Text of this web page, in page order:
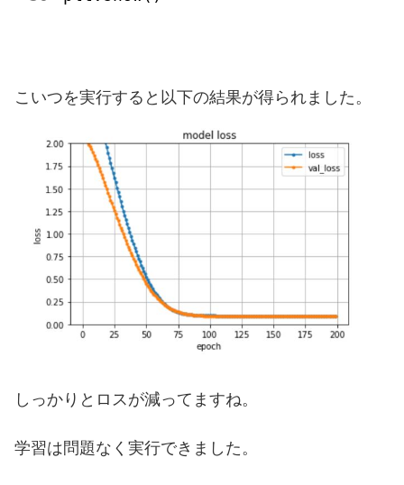
こいつを実行すると以下の結果が得られました。
しっかりとロスが減ってますね。
学習は問題なく実行できました。